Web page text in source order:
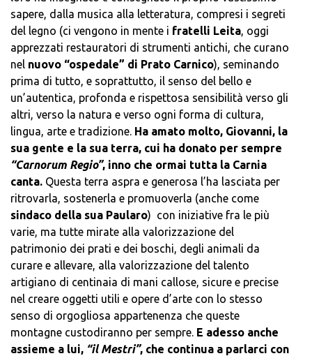
sapere, dalla musica alla letteratura, compresi i segreti
del legno (ci vengono in mente i fratelli Leita, oggi
apprezzati restauratori di strumenti antichi, che curano
nel nuovo “ospedale” di Prato Carnico), seminando
prima di tutto, e soprattutto, il senso del bello e
un’autentica, profonda e rispettosa sensibilità verso gli
altri, verso la natura e verso ogni forma di cultura,
lingua, arte e tradizione. Ha amato molto, Giovanni, la
sua gente e la sua terra, cui ha donato per sempre
“Carnorum Regio”, inno che ormai tutta la Carnia
canta. Questa terra aspra e generosa l’ha lasciata per
ritrovarla, sostenerla e promuoverla (anche come
sindaco della sua Paularo) con iniziative fra le più
varie, ma tutte mirate alla valorizzazione del
patrimonio dei prati e dei boschi, degli animali da
curare e allevare, alla valorizzazione del talento
artigiano di centinaia di mani callose, sicure e precise
nel creare oggetti utili e opere d’arte con lo stesso
senso di orgogliosa appartenenza che queste
montagne custodiranno per sempre. E adesso anche
assieme a lui, “il Mestri”, che continua a parlarci con